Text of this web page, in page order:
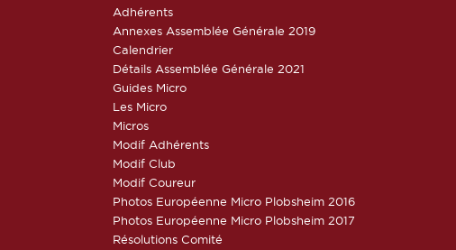
Adhérents
Annexes Assemblée Générale 2019
Calendrier
Détails Assemblée Générale 2021
Guides Micro
Les Micro
Micros
Modif Adhérents
Modif Club
Modif Coureur
Photos Européenne Micro Plobsheim 2016
Photos Européenne Micro Plobsheim 2017
Résolutions Comité